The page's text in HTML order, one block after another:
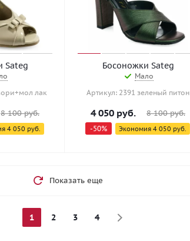
Sateg
лак
8 100руб.
4 050 руб.
Босоножки Sateg
Мало
Артикул: 2391 зеленый питон
4 050 руб. 8 100руб.
-50% Экономия 4 050 руб.
Показать еще
1 2 3 4